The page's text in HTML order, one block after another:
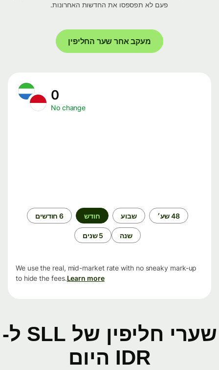
פעם לא תפספסו את החדשות האחרונות.
מעקב אחר שער החליפין
No change
48 שע׳ שבוע חודש 6 חודשים
שנה 5 שנים
We use the real, mid-market rate with no sneaky mark-up
to hide the fees.Learn more
שערי חליפין של SLL ל-
IDR היום